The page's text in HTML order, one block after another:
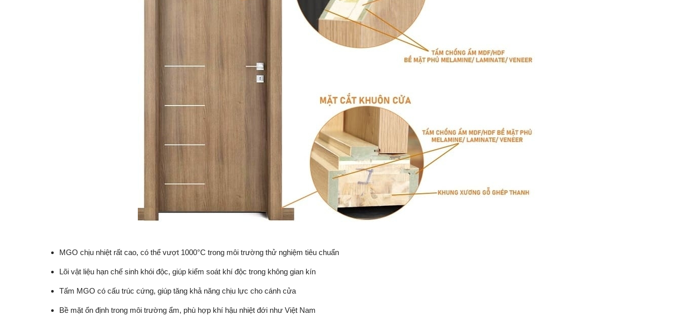
MGO chịu nhiệt rất cao, có thể vượt 1000°C trong môi trường thử nghiệm tiêu chuẩn
Lõi vật liệu hạn chế sinh khói độc, giúp kiểm soát khí độc trong không gian kín
Tấm MGO có cấu trúc cứng, giúp tăng khả năng chịu lực cho cánh cửa
Bề mặt ổn định trong môi trường ẩm, phù hợp khí hậu nhiệt đới như Việt Nam